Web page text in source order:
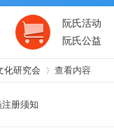
阮氏活动
阮氏公益
化研究会 查看内容
注册须知